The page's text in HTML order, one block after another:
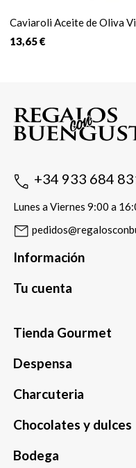
Caviaroli Aceite de Oliva
13,65 €
+34 933 684
Lunes a Viernes 9:00 a
Información
Tu cuenta
Tienda Gourmet
Despensa
Charcuteria
Chocolates y dulces
Bodega